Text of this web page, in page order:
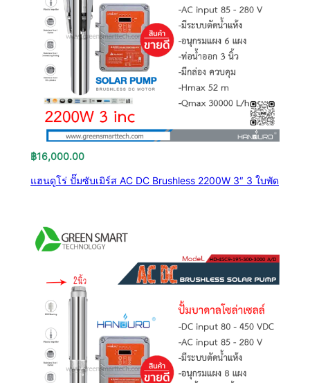
฿16,000.00
แฮนดูโร่ ปั๊มซับเมิร์ส AC DC Brushless 2200W 3″ 3 ใบพัด